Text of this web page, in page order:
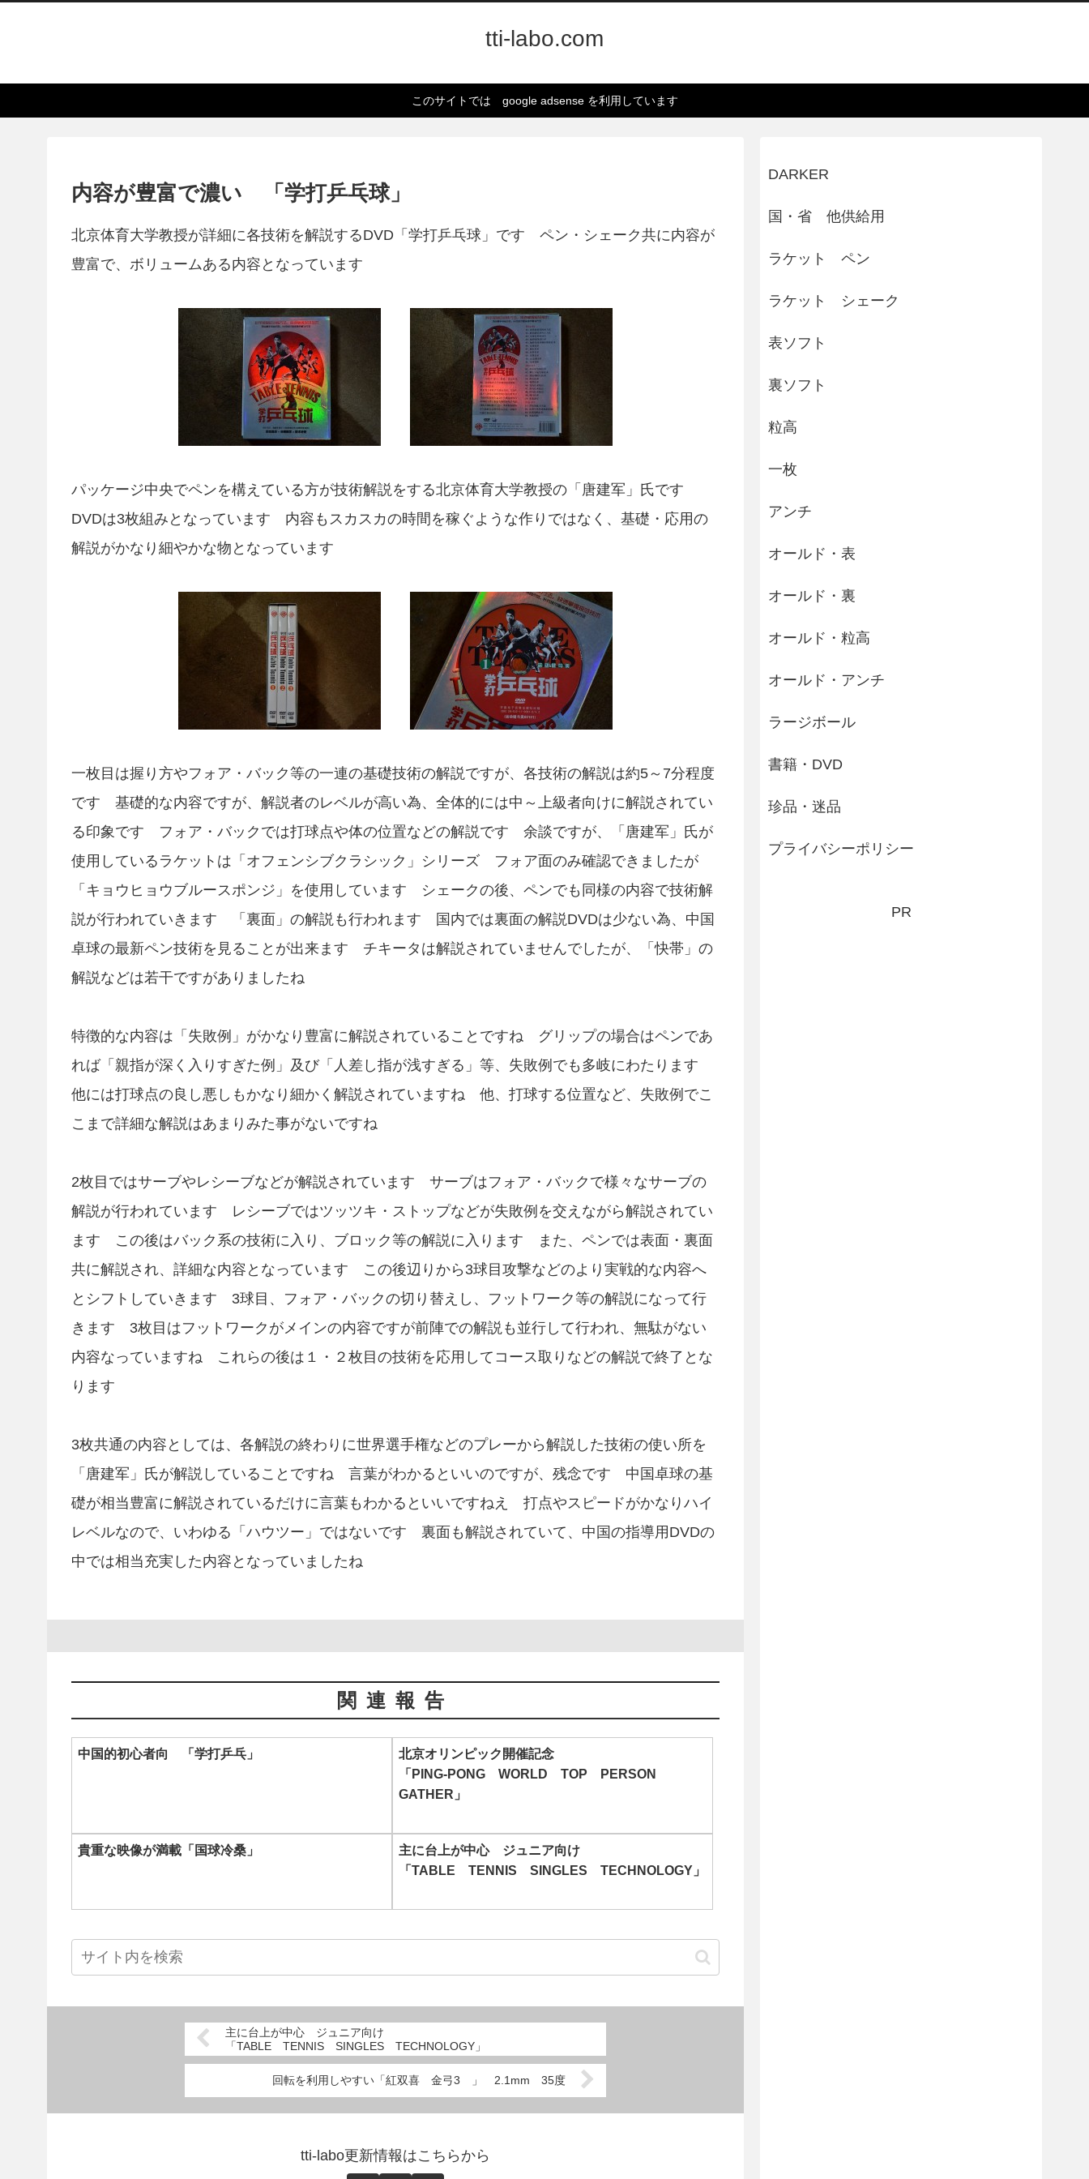
tti-labo.com
このサイトでは google adsense を利用しています
内容が豊富で濃い 「学打乒乓球」
北京体育大学教授が詳細に各技術を解説するDVD「学打乒乓球」です ペン・シェーク共に内容が
豊富で、ボリュームある内容となっています
パッケージ中央でペンを構えている方が技術解説をする北京体育大学教授の「唐建军」氏です
DVDは3枚組みとなっています 内容もスカスカの時間を稼ぐような作りではなく、基礎・応用の
解説がかなり細やかな物となっています
一枚目は握り方やフォア・バック等の一連の基礎技術の解説ですが、各技術の解説は約5～7分程度
です 基礎的な内容ですが、解説者のレベルが高い為、全体的には中～上級者向けに解説されてい
る印象です フォア・バックでは打球点や体の位置などの解説です 余談ですが、「唐建军」氏が
使用しているラケットは「オフェンシブクラシック」シリーズ フォア面のみ確認できましたが
「キョウヒョウブルースポンジ」を使用しています シェークの後、ペンでも同様の内容で技術解
説が行われていきます 「裏面」の解説も行われます 国内では裏面の解説DVDは少ない為、中国
卓球の最新ペン技術を見ることが出来ます チキータは解説されていませんでしたが、「快帯」の
解説などは若干ですがありましたね
特徴的な内容は「失敗例」がかなり豊富に解説されていることですね グリップの場合はペンであ
れば「親指が深く入りすぎた例」及び「人差し指が浅すぎる」等、失敗例でも多岐にわたります
他には打球点の良し悪しもかなり細かく解説されていますね 他、打球する位置など、失敗例でこ
こまで詳細な解説はあまりみた事がないですね
2枚目ではサーブやレシーブなどが解説されています サーブはフォア・バックで様々なサーブの
解説が行われています レシーブではツッツキ・ストップなどが失敗例を交えながら解説されてい
ます この後はバック系の技術に入り、ブロック等の解説に入ります また、ペンでは表面・裏面
共に解説され、詳細な内容となっています この後辺りから3球目攻撃などのより実戦的な内容へ
とシフトしていきます 3球目、フォア・バックの切り替えし、フットワーク等の解説になって行
きます 3枚目はフットワークがメインの内容ですが前陣での解説も並行して行われ、無駄がない
内容なっていますね これらの後は１・２枚目の技術を応用してコース取りなどの解説で終了とな
ります
3枚共通の内容としては、各解説の終わりに世界選手権などのプレーから解説した技術の使い所を
「唐建军」氏が解説していることですね 言葉がわかるといいのですが、残念です 中国卓球の基
礎が相当豊富に解説されているだけに言葉もわかるといいですねえ 打点やスピードがかなりハイ
レベルなので、いわゆる「ハウツー」ではないです 裏面も解説されていて、中国の指導用DVDの
中では相当充実した内容となっていましたね
関連報告
中国的初心者向 「学打乒乓」
北京オリンピック開催記念
「PING‐PONG WORLD TOP PERSON
GATHER」
貴重な映像が満載「国球冷桑」
主に台上が中心 ジュニア向け
「TABLE TENNIS SINGLES TECHNOLOGY」
主に台上が中心 ジュニア向け
「TABLE TENNIS SINGLES TECHNOLOGY」
回転を利用しやすい「紅双喜 金弓3 」 2.1mm 35度
tti-labo更新情報はこちらから
DARKER
国・省 他供給用
ラケット ペン
ラケット シェーク
表ソフト
裏ソフト
粒高
一枚
アンチ
オールド・表
オールド・裏
オールド・粒高
オールド・アンチ
ラージボール
書籍・DVD
珍品・迷品
プライバシーポリシー
PR